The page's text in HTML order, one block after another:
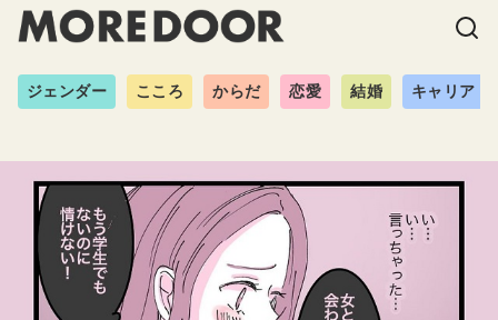
ジェンダー こころ からだ 恋愛 結婚 キャリア